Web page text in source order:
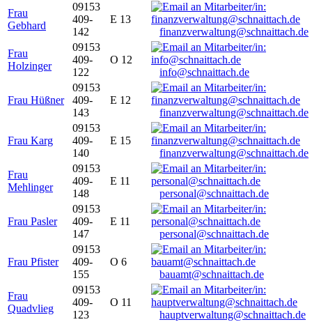
Frau
Gebhard
09153
409-
142
E 13
finanzverwaltung@schnaittach.de
Frau
Holzinger
09153
409-
122
O 12
info@schnaittach.de
Frau Hüßner
09153
409-
143
E 12
finanzverwaltung@schnaittach.de
Frau Karg
09153
409-
140
E 15
finanzverwaltung@schnaittach.de
Frau
Mehlinger
09153
409-
148
E 11
personal@schnaittach.de
Frau Pasler
09153
409-
147
E 11
personal@schnaittach.de
Frau Pfister
09153
409-
155
O 6
bauamt@schnaittach.de
Frau
Quadvlieg
09153
409-
123
O 11
hauptverwaltung@schnaittach.de